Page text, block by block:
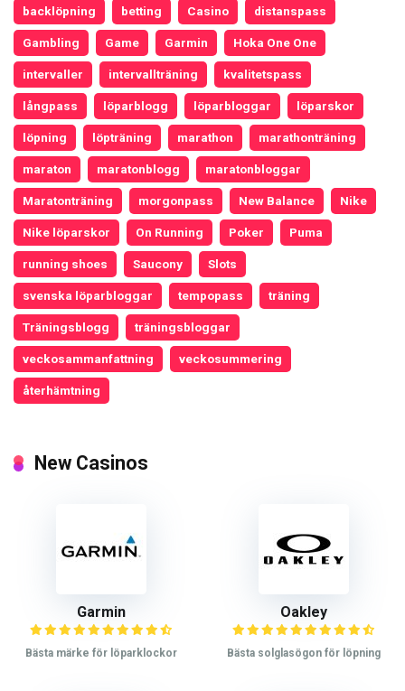
backlöpning betting Casino distanspass
Gambling Game Garmin Hoka One One
intervaller intervallträning kvalitetspass
långpass löparblogg löparbloggar löparskor
löpning löpträning marathon marathonträning
maraton maratonblogg maratonbloggar
Maratonträning morgonpass New Balance Nike
Nike löparskor On Running Poker Puma
running shoes Saucony Slots
svenska löparbloggar tempopass träning
Träningsblogg träningsbloggar
veckosammanfattning veckosummering
återhämtning
New Casinos
Garmin
Bästa märke för löparklockor
Oakley
Bästa solglasögon för löpning